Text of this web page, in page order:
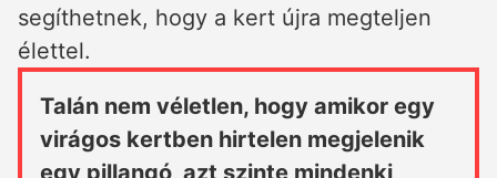
segíthetnek, hogy a kert újra megteljen
élettel.
Talán nem véletlen, hogy amikor egy
virágos kertben hirtelen megjelenik
egy pillangó, azt szinte mindenki